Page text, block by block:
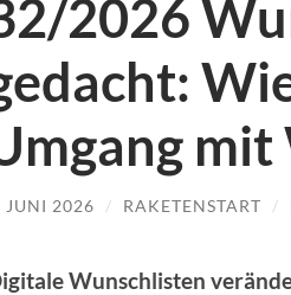
2026
JUNI 2026 / RAKETENSTART /
Wunschlisten